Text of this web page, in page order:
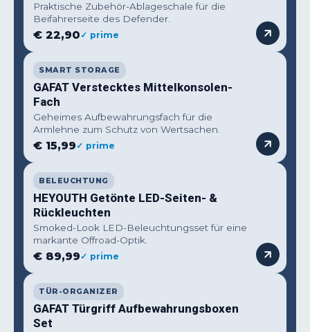
Praktische Zubehör-Ablageschale für die
Beifahrerseite des Defender.
€ 22,90✓ prime
SMART STORAGE
GAFAT Verstecktes Mittelkonsolen-
Fach
Geheimes Aufbewahrungsfach für die
Armlehne zum Schutz von Wertsachen.
€ 15,99✓ prime
BELEUCHTUNG
HEYOUTH Getönte LED-Seiten- &
Rückleuchten
Smoked-Look LED-Beleuchtungsset für eine
markante Offroad-Optik.
€ 89,99✓ prime
TÜR-ORGANIZER
GAFAT Türgriff Aufbewahrungsboxen
Set